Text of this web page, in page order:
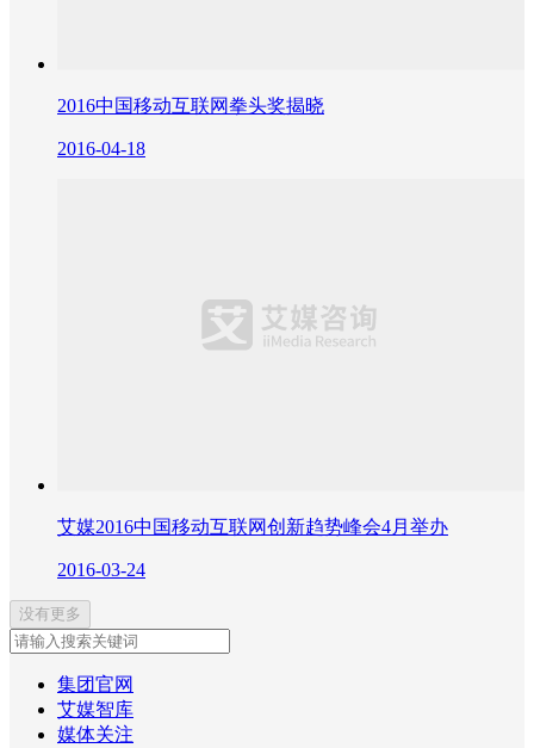
2016中国移动互联网拳头奖揭晓
2016-04-18
艾媒2016中国移动互联网创新趋势峰会4月举办
2016-03-24
没有更多
集团官网
艾媒智库
媒体关注